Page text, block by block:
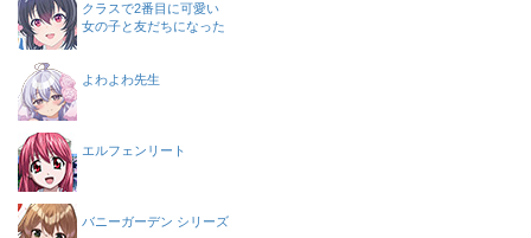
クラスで2番目に可愛い
女の子と友だちになった
よわよわ先生
エルフェンリート
バニーガーデン シリーズ